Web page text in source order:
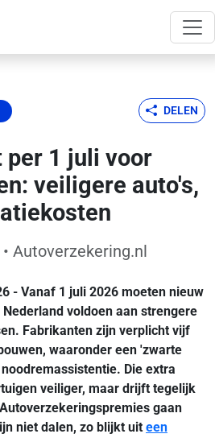
DELEN
per 1 juli voor
veiligere auto's,
• Autoverzekering.nl
- Vanaf 1 juli 2026 moeten nieuw
voldoen aan strengere
Fabrikanten zijn verplicht vijf
waaronder een 'zwarte
Die extra
veiliger, maar drijft tegelijk
gaan
niet dalen, zo blijkt uit een